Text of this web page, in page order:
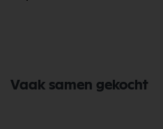
Vaak samen gekocht